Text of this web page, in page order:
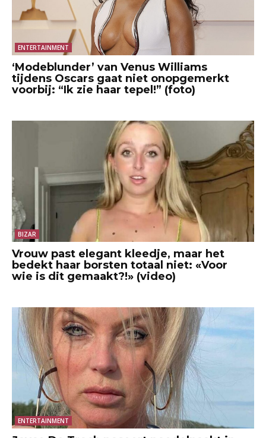
ENTERTAINMENT
‘Modeblunder’ van Venus Williams
tijdens Oscars gaat niet onopgemerkt
voorbij: “Ik zie haar tepel!” (foto)
BIZAR
Vrouw past elegant kleedje, maar het
bedekt haar borsten totaal niet: «Voor
wie is dit gemaakt?!» (video)
ENTERTAINMENT